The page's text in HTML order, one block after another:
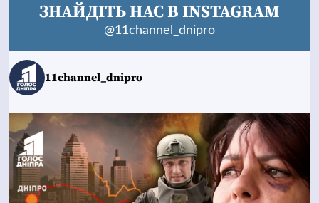
ЗНАЙДІТЬ НАС В INSTAGRAM
@11channel_dnipro
11channel_dnipro